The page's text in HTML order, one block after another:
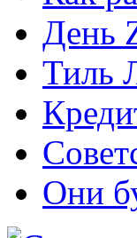
День
Тиль
Они